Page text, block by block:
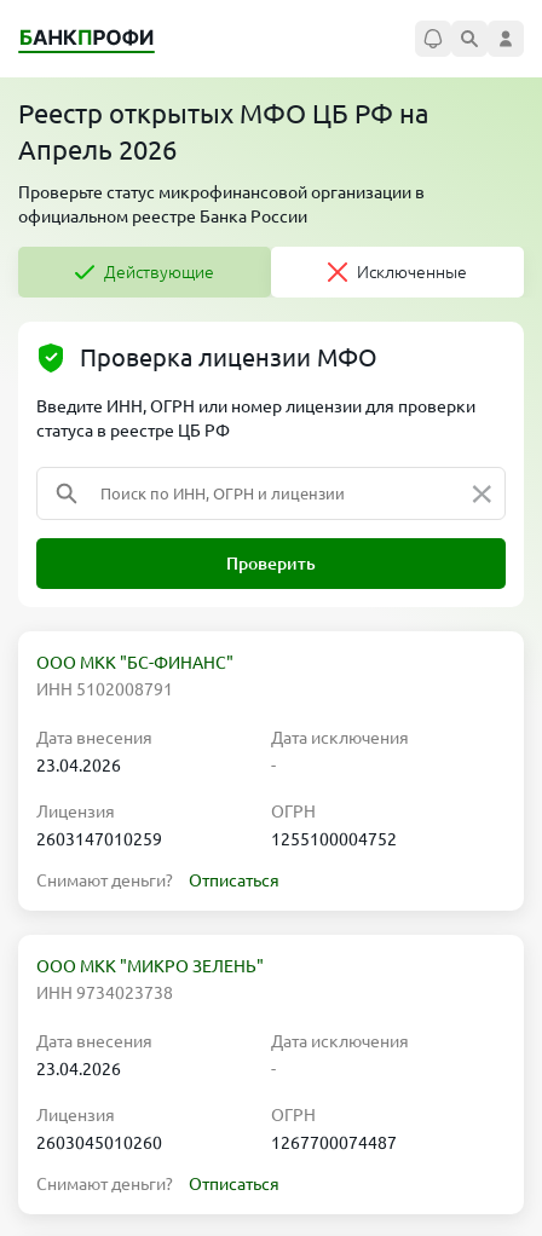
Реестр открытых МФО ЦБ РФ на
Апрель 2026
Проверьте статус микрофинансовой организации в
официальном реестре Банка России
Действующие Исключенные
Проверка лицензии МФО
Введите ИНН, ОГРН или номер лицензии для проверки
статуса в реестре ЦБ РФ
Проверить
×
ООО МКК "БС-ФИНАНС"
ИНН 5102008791
Дата внесения
23.04.2026
Дата исключения
-
Лицензия
2603147010259
ОГРН
1255100004752
Снимают деньги? Отписаться
ООО МКК "МИКРО ЗЕЛЕНЬ"
ИНН 9734023738
Дата внесения
23.04.2026
Дата исключения
-
Лицензия
2603045010260
ОГРН
1267700074487
Снимают деньги? Отписаться